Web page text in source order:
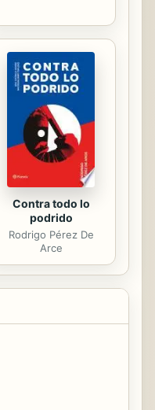
Contra todo lo
podrido
Rodrigo Pérez De
Arce